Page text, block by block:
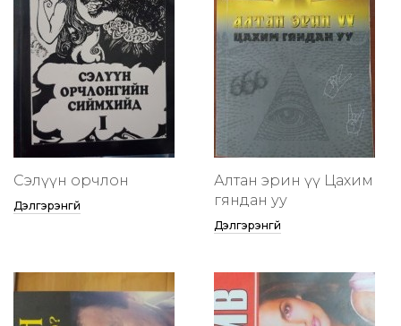
Сэлүүн орчлон
Дэлгэрэнгүй
Алтан эрин үү Цахим
гяндан уу
Дэлгэрэнгүй